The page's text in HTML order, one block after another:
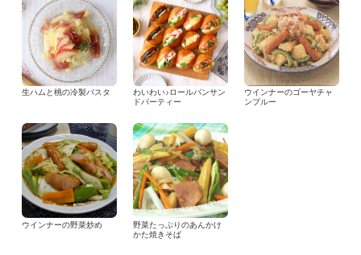
生ハムと桃の冷製パスタ
わいわい♪ロールパンサン
ドパーティー
ウインナーのゴーヤチャ
ンプルー
ウインナーの野菜炒め
野菜たっぷりのあんかけ
かた焼きそば